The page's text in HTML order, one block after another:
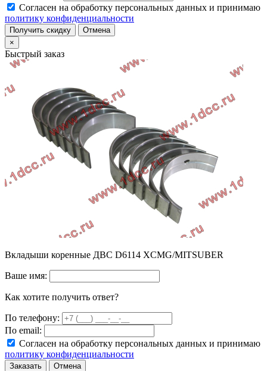
Согласен на обработку персональных данных и принимаю
политику конфиденциальности
Получить скидку
Отмена
×
Быстрый заказ
Вкладыши коренные ДВС D6114 XCMG/MITSUBER
Ваше имя:
Как хотите получить ответ?
По телефону:
По email:
Согласен на обработку персональных данных и принимаю
политику конфиденциальности
Заказать Отмена